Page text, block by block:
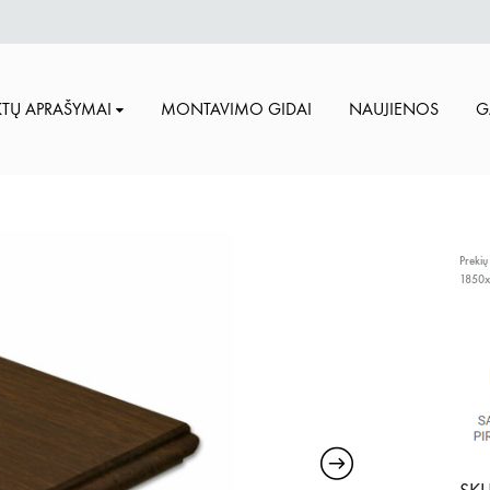
APRAŠYMAI MONTAVIMO GIDAI NAUJIENOS